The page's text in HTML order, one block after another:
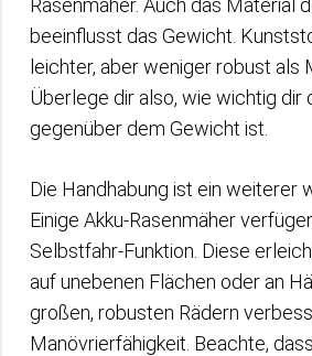
beeinflusst das Gewicht.
leichter, aber weniger robust als
Überlege dir also, wie wichtig dir
gegenüber dem Gewicht ist.
Die Handhabung ist ein weiterer
Einige Akku-Rasenmäher
Selbstfahr-Funktion. Diese
auf unebenen Flächen oder an
großen, robusten Rädern
Manövrierfähigkeit. Beachte,